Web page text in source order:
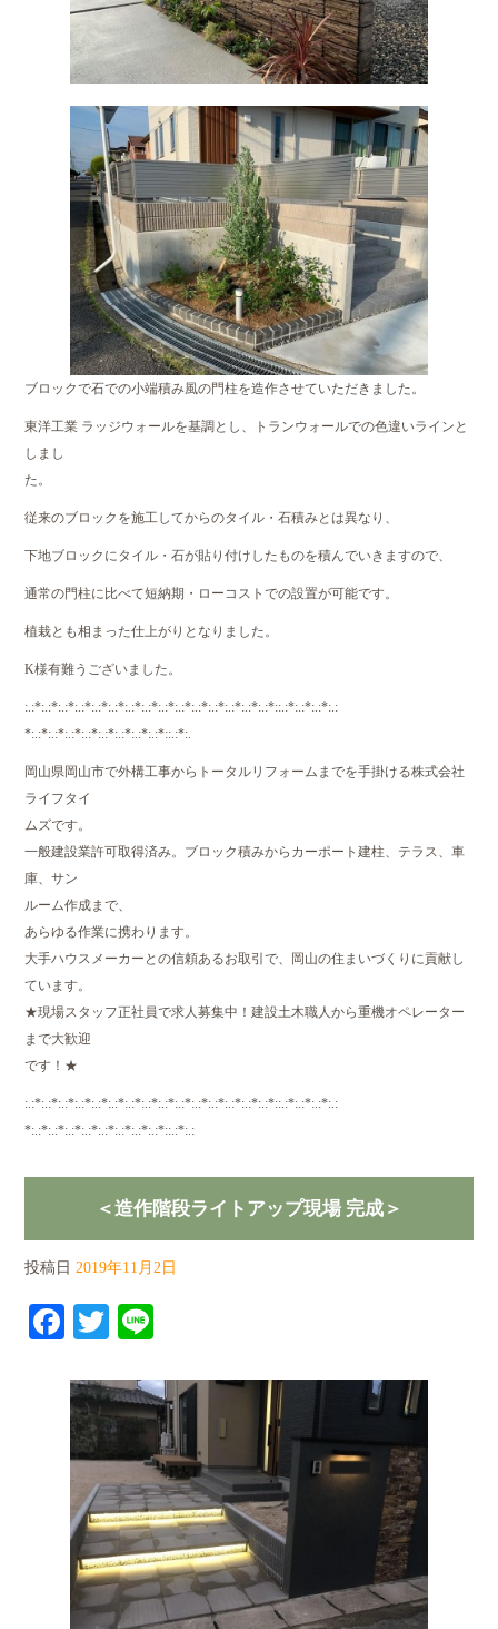
ブロックで石での小端積み風の門柱を造作させていただきました。
東洋工業 ラッジウォールを基調とし、トランウォールでの色違いラインと
しまし
た。
従来のブロックを施工してからのタイル・石積みとは異なり、
下地ブロックにタイル・石が貼り付けしたものを積んでいきますので、
通常の門柱に比べて短納期・ローコストでの設置が可能です。
植栽とも相まった仕上がりとなりました。
K様有難うございました。
:.:*:.:*:.:*:.:*:.:*:.:*:.:*:.:*:.:*:.:*:.:*:.:*:.:*:.:*:.:*::.:*:.:*:.:*:.:
*:.:*:.:*:.:*:.:*:.:*:.:*:.:*:.:*::.:*:.
岡山県岡山市で外構工事からトータルリフォームまでを手掛ける株式会社
ライフタイ
ムズです。
一般建設業許可取得済み。ブロック積みからカーポート建柱、テラス、車
庫、サン
ルーム作成まで、
あらゆる作業に携わります。
大手ハウスメーカーとの信頼あるお取引で、岡山の住まいづくりに貢献し
ています。
★現場スタッフ正社員で求人募集中！建設土木職人から重機オペレーター
まで大歓迎
です！★
:.:*:.:*:.:*:.:*:.:*:.:*:.:*:.:*:.:*:.:*:.:*:.:*:.:*:.:*:.:*::.:*:.:*:.:*:.:
*:.:*:.:*:.:*:.:*:.:*:.:*:.:*:.:*::.:*:.:
＜造作階段ライトアップ現場 完成＞
投稿日 2019年11月2日
Facebook
Twitter